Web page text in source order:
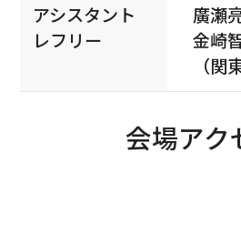
アシスタント
レフリー
廣瀬
金崎
（関
会場アク